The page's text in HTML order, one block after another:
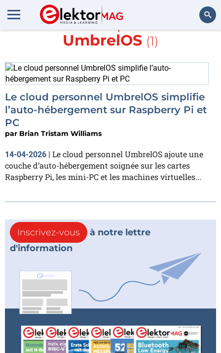
En savoir plus sur
UmbrelOS (1)
Le cloud personnel UmbrelOS simplifie
l’auto-hébergement sur Raspberry Pi et
PC
par Brian Tristam Williams
14-04-2026 | Le cloud personnel UmbrelOS ajoute une
couche d’auto-hébergement soignée sur les cartes
Raspberry Pi, les mini-PC et les machines virtuelles...
Inscrivez-vous
à notre lettre
d'information